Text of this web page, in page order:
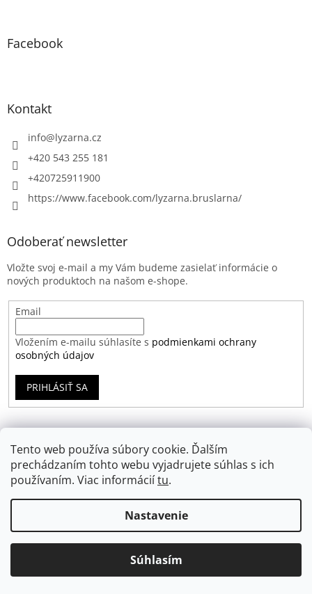
Tento web používa súbory cookie. Ďalším
prechádzaním tohto webu vyjadrujete súhlas s ich
používaním. Viac informáciítu.
Nastavenie
Súhlasím
Facebook
Kontakt
info@lyzarna.cz
+420 543 255 181
+420725911900
https://www.facebook.com/lyzarna.bruslarna/
Odoberať newsletter
Vložte svoj e-mail a my Vám budeme zasielať informácie o
nových produktoch na našom e-shope.
Email
Vložením e-mailu súhlasíte s podmienkami ochrany
osobných údajov
PRIHLÁSIŤ SA
TABULKY VELIKOSTÍ
Oblečení
7.10.2019
7.10.2019
7.10.2019